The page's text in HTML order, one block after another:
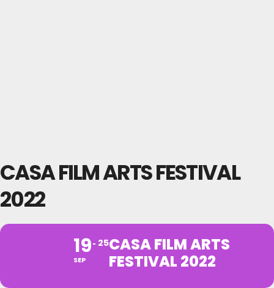
CASA FILM ARTS FESTIVAL
2022
19
SEP
25CASA FILM ARTS
FESTIVAL 2022